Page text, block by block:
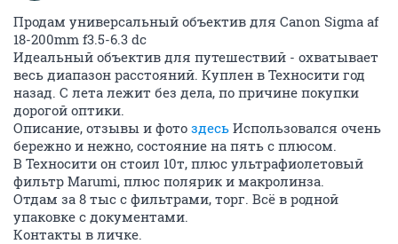
Продам универсальный объектив для Canon Sigma af
18-200mm f3.5-6.3 dc
Идеальный объектив для путешествий - охватывает
весь диапазон расстояний. Куплен в Техносити год
назад. С лета лежит без дела, по причине покупки
дорогой оптики.
Описание, отзывы и фото здесь Использовался очень
бережно и нежно, состояние на пять с плюсом.
В Техносити он стоил 10т, плюс ультрафиолетовый
фильтр Marumi, плюс полярик и макролинза.
Отдам за 8 тыс с фильтрами, торг. Всё в родной
упаковке с документами.
Контакты в личке.